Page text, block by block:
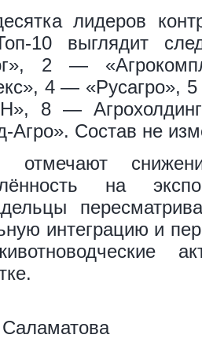
лидеров
10 выглядит
2 —
4 —
8 —
Агро». Состав не
отмечают
на
интеграцию и